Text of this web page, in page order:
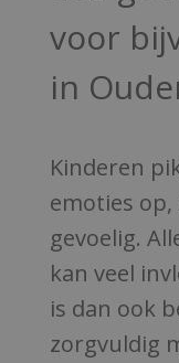
voor
in
Kinderen
emoties op,
gevoelig.
kan veel
is dan ook
zorgvuldig